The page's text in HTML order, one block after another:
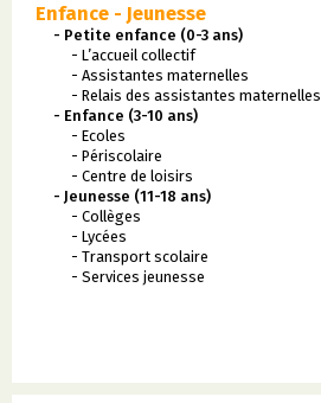
Enfance - Jeunesse
- Petite enfance (0-3 ans)
- L’accueil collectif
- Assistantes maternelles
- Relais des assistantes maternelles
- Enfance (3-10 ans)
- Ecoles
- Périscolaire
- Centre de loisirs
- Jeunesse (11-18 ans)
- Collèges
- Lycées
- Transport scolaire
- Services jeunesse